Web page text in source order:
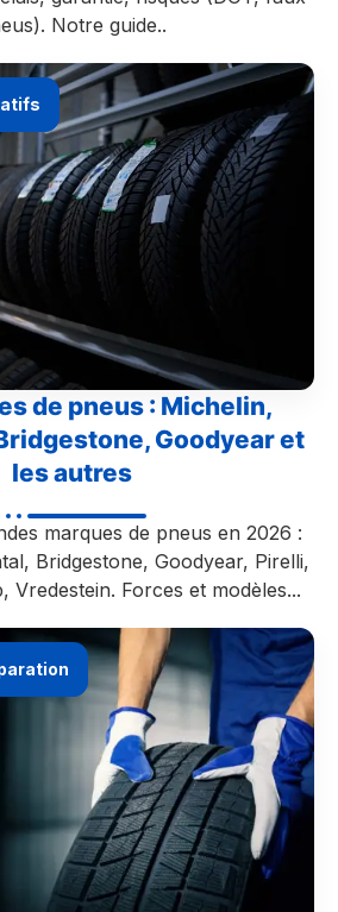
Notre guide..
de pneus : Michelin,
Goodyear et
les autres
marques de pneus en 2026 :
Bridgestone, Goodyear, Pirelli,
Vredestein. Forces et modèles...